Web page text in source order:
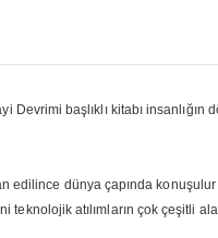
başlıklı kitabı
edilince dünya çapında
atılımların çok çeşitli